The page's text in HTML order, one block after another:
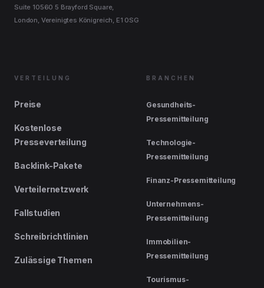
Suite 10560 5 Brayford Square,
London, Vereinigtes Königreich, E1 0SG
VERTEILUNG
Preise
Kostenlose
Presseverteilung
Backlink-Pakete
Verteilernetzwerk
Fallstudien
Schreibrichtlinien
Zulässige Themen
BRANCHEN
Gesundheits-
Pressemitteilung
Technologie-
Pressemitteilung
Finanz-Pressemitteilung
Unternehmens-
Pressemitteilung
Immobilien-
Pressemitteilung
Tourismus-